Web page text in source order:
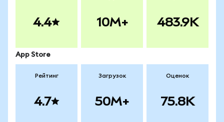
4.4 10M+ 483.9K
App Store
Рейтинг
4.7
Загрузок
50M+
Оценок
75.8K